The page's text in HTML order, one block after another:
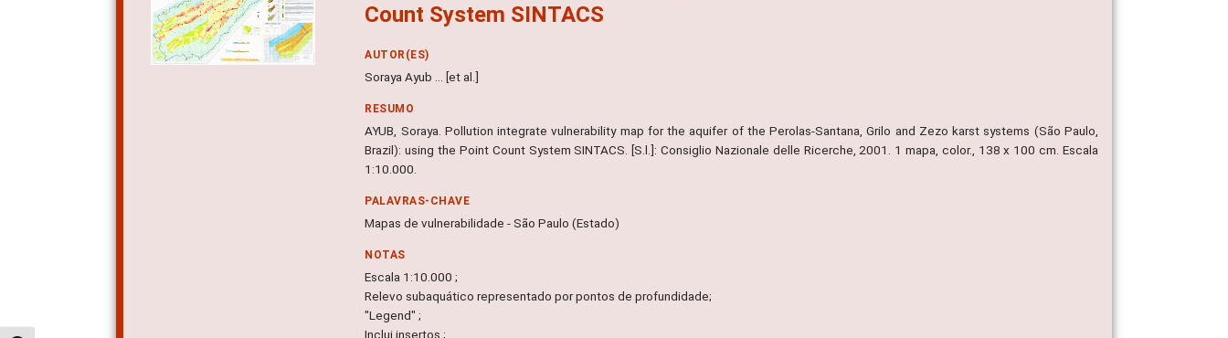
Count System SINTACS
AUTOR(ES)
Soraya Ayub ... [et al.]
RESUMO
AYUB, Soraya. Pollution integrate vulnerability map for the aquifer of the Perolas-Santana, Grilo and Zezo karst systems (São Paulo,
Brazil): using the Point Count System SINTACS. [S.l.]: Consiglio Nazionale delle Ricerche, 2001. 1 mapa, color., 138 x 100 cm. Escala
1:10.000.
PALAVRAS-CHAVE
Mapas de vulnerabilidade - São Paulo (Estado)
NOTAS
Escala 1:10.000 ;
Relevo subaquático representado por pontos de profundidade;
"Legend" ;
Inclui insertos ;